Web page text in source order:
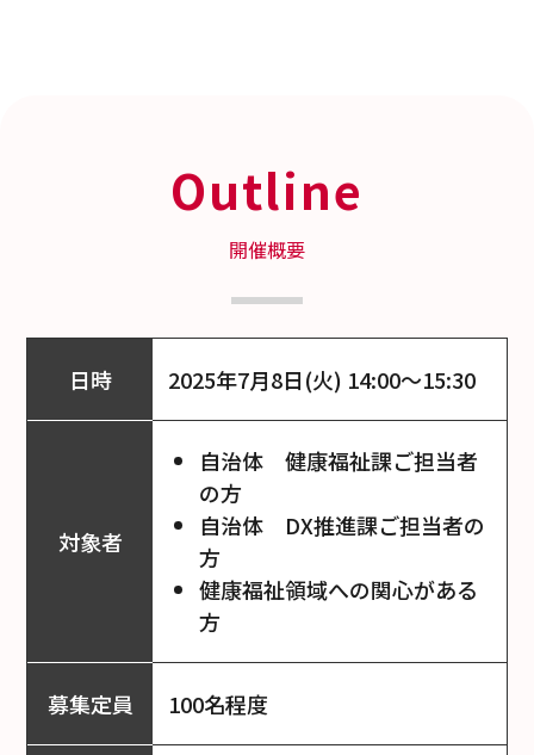
Outline
開催概要
日時 2025年7月8日(火) 14:00～15:30
対象者
自治体 健康福祉課ご担当者
の方
自治体 DX推進課ご担当者の
方
健康福祉領域への関心がある
方
募集定員 100名程度